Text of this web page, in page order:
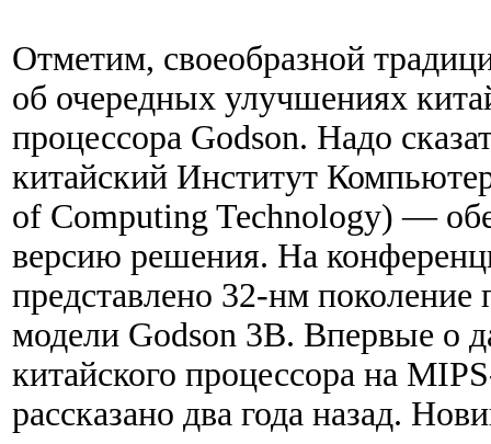
Отметим, своеобразной
об очередных улучшениях
процессора Godson. Надо
китайский Институт
of Computing Technology) —
версию решения. На
представлено 32-нм поколение
модели Godson 3B. Впервые о
китайского процессора на
рассказано два года назад.